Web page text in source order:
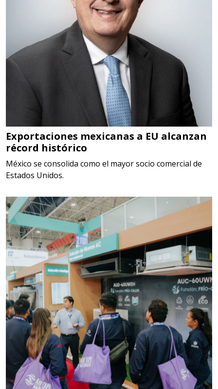
Aplicar al Requerimiento
Empresa en Querétaro
HERRAMIENTAS DE TORQUE
TORQUE CONTROLADO,
MECANICOS, ELECTRONICOS,
DIGITALES, MULTIPLICADORES,
PARA PUNTAS,
Aplicar al Requerimiento
Empresa en Estado de México
Requiere:
SCRAP
Especificaciones:
Somos Proveedores de GESTION
DE RESIDUOS Y DESTRUCCION
FISCAL
Aplicar al Requerimiento
Empresa en Jalisco
Requiere:
MATERIALES PARA SELLOS DE
Exportaciones mexicanas a EU alcanzan
récord histórico
México se consolida como el mayor socio comercial de
Estados Unidos.